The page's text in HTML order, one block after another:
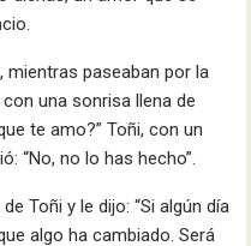
mientras paseaban por la
una sonrisa llena de
te amo?” Toñi, con un
“No, no lo has hecho”.
Toñi y le dijo: “Si algún día
algo ha cambiado. Será